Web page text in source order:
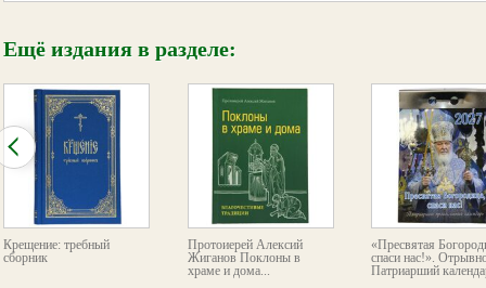
Ещё издания в разделе:
Крещение: требный
сборник
Протоиерей Алексий
Жиганов Поклоны в
храме и дома...
«Пресвятая
спаси нас!».
Патриарший